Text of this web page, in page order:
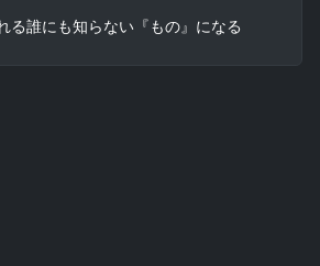
る誰にも知らない『もの』になる